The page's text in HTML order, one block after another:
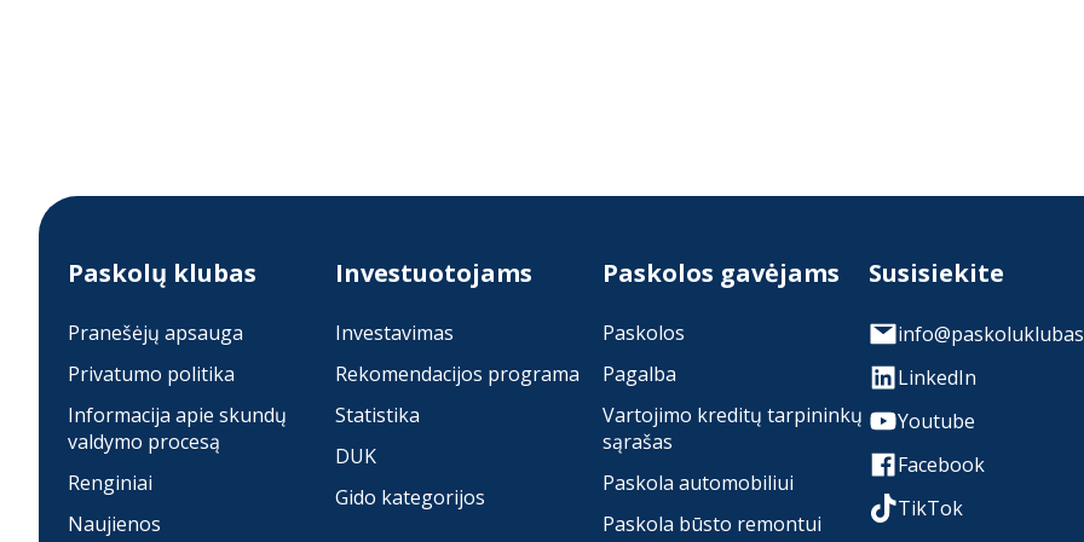
Paskolų klubas
Pranešėjų apsauga
Privatumo politika
Informacija apie skundų
valdymo procesą
Renginiai
Naujienos
Investuotojams
Investavimas
Rekomendacijos programa
Statistika
DUK
Gido kategorijos
Paskolos gavėjams
Paskolos
Pagalba
Vartojimo kreditų tarpininkų
sąrašas
Paskola automobiliui
Paskola būsto remontui
Susisiekite
LinkedIn
Youtube
Facebook
TikTok